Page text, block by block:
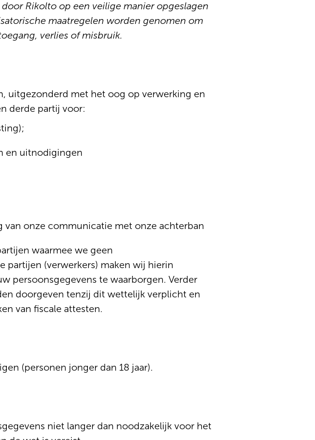
Rikolto op een veilige manier opgeslagen
maatregelen worden genomen om
verlies of misbruik.
uitgezonderd met het oog op verwerking en
derde partij voor:
en uitnodigingen
onze communicatie met onze achterban
waarmee we geen
partijen (verwerkers) maken wij hierin
persoonsgegevens te waarborgen. Verder
doorgeven tenzij dit wettelijk verplicht en
van fiscale attesten.
(personen jonger dan 18 jaar).
niet langer dan noodzakelijk voor het